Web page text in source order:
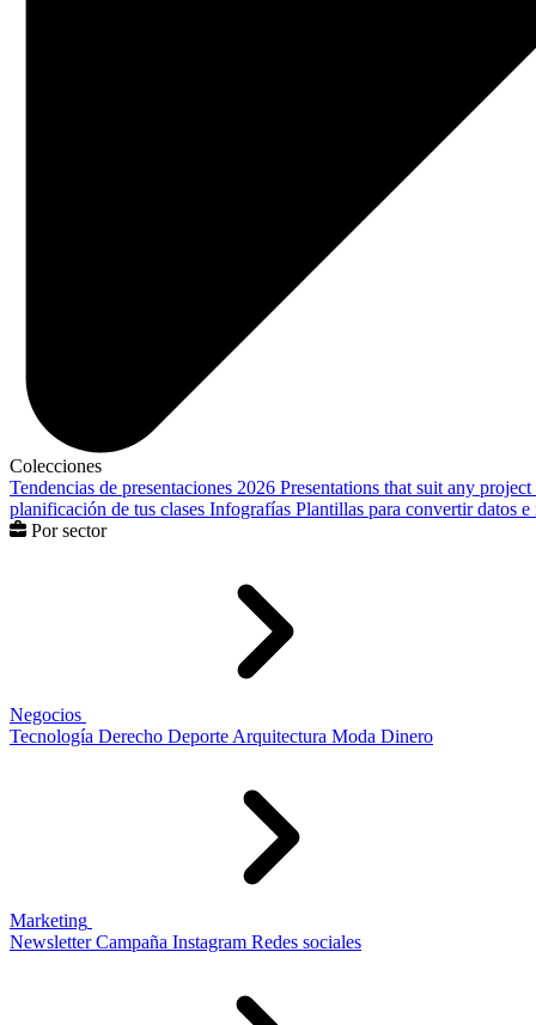
Colecciones
Tendencias de presentaciones 2026 Presentations that suit any project
planificación de tus clases Infografías Plantillas para convertir datos
Por sector
Negocios
Tecnología Derecho Deporte Arquitectura Moda Dinero
Marketing
Newsletter Campaña Instagram Redes sociales